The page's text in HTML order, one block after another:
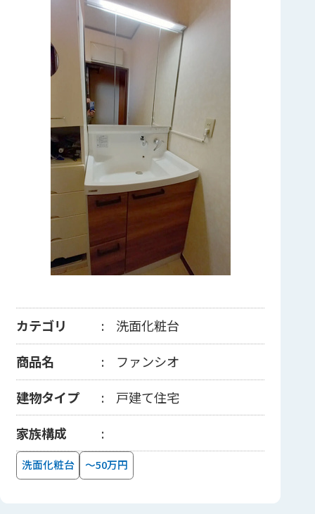
カテゴリ
洗面化粧台
商品名
ファンシオ
建物タイプ
戸建て住宅
家族構成
洗面化粧台 ～50万円